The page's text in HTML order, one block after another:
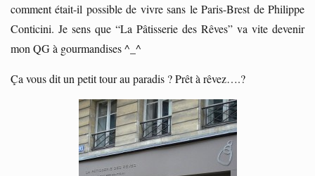
comment était-il possible de vivre sans le Paris-Brest de Philippe
Conticini. Je sens que “La Pâtisserie des Rêves” va vite devenir
mon QG à gourmandises ^_^
Ça vous dit un petit tour au paradis ? Prêt à rêvez….?